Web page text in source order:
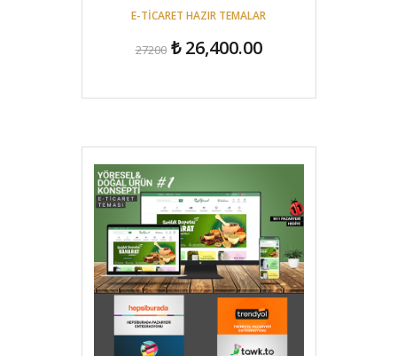
E-TICARET HAZIR TEMALAR
27200₺ 26,400.00